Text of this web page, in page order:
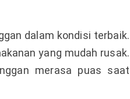
dalam kondisi terbaik.
yang mudah rusak.
merasa puas saat